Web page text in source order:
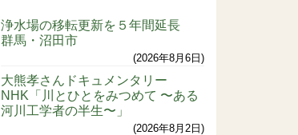
浄水場の移転更新を５年間延長
群馬・沼田市
2026年8月6日
大熊孝さんドキュメンタリー
NHK「川とひとをみつめて 〜ある
河川工学者の半生〜」
2026年8月2日